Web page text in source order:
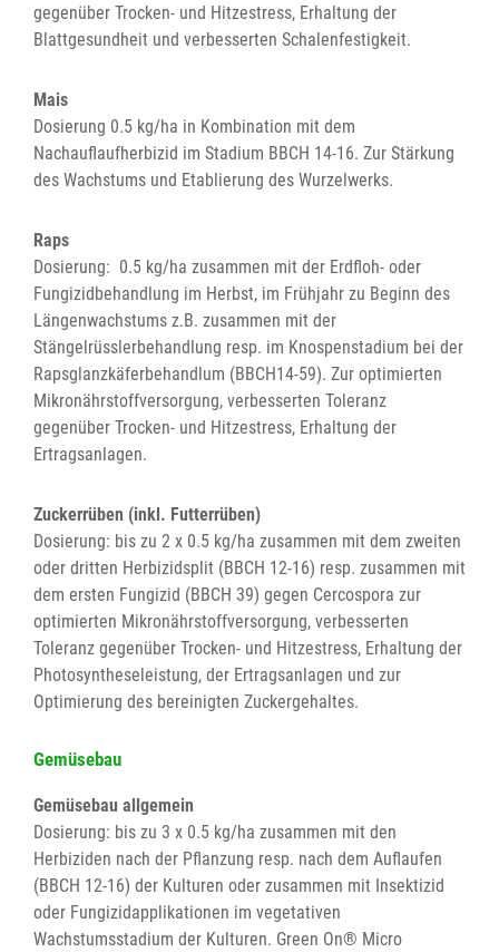
gegenüber Trocken- und Hitzestress, Erhaltung der
Blattgesundheit und verbesserten Schalenfestigkeit.
Mais
Dosierung 0.5 kg/ha in Kombination mit dem
Nachauflaufherbizid im Stadium BBCH 14-16. Zur Stärkung
des Wachstums und Etablierung des Wurzelwerks.
Raps
Dosierung: 0.5 kg/ha zusammen mit der Erdfloh- oder
Fungizidbehandlung im Herbst, im Frühjahr zu Beginn des
Längenwachstums z.B. zusammen mit der
Stängelrüsslerbehandlung resp. im Knospenstadium bei der
Rapsglanzkäferbehandlum (BBCH14-59). Zur optimierten
Mikronährstoffversorgung, verbesserten Toleranz
gegenüber Trocken- und Hitzestress, Erhaltung der
Ertragsanlagen.
Zuckerrüben (inkl. Futterrüben)
Dosierung: bis zu 2 x 0.5 kg/ha zusammen mit dem zweiten
oder dritten Herbizidsplit (BBCH 12-16) resp. zusammen mit
dem ersten Fungizid (BBCH 39) gegen Cercospora zur
optimierten Mikronährstoffversorgung, verbesserten
Toleranz gegenüber Trocken- und Hitzestress, Erhaltung der
Photosyntheseleistung, der Ertragsanlagen und zur
Optimierung des bereinigten Zuckergehaltes.
Gemüsebau
Gemüsebau allgemein
Dosierung: bis zu 3 x 0.5 kg/ha zusammen mit den
Herbiziden nach der Pflanzung resp. nach dem Auflaufen
(BBCH 12-16) der Kulturen oder zusammen mit Insektizid
oder Fungizidapplikationen im vegetativen
Wachstumsstadium der Kulturen. Green On® Micro